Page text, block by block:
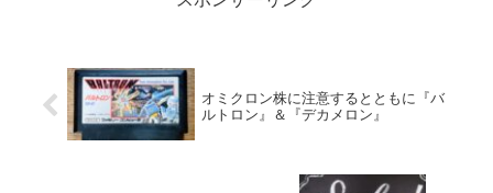
オミクロン株に注意するとともに『バ
ルトロン』＆『デカメロン』